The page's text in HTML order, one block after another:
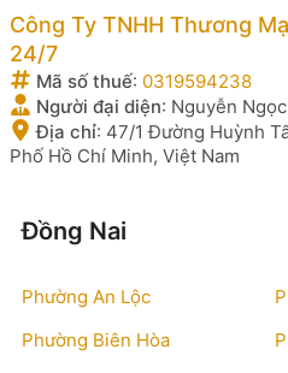
Công Ty TNHH Thương
24/7
Mã số thuế: 0319594238
Người đại diện: Nguyễn
Địa chỉ: 47/1 Đường Huỳnh
Phố Hồ Chí Minh, Việt Nam
Đồng Nai
Phường An Lộc
Phường Biên Hòa